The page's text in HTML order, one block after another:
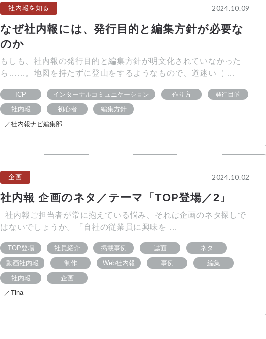
社内報を知る 2024.10.09
なぜ社内報には、発行目的と編集方針が必要な
のか
もしも、社内報の発行目的と編集方針が明文化されていなかった
ら……。地図を持たずに登山をするようなもので、道迷い（ …
ICP インターナルコミュニケーション 作り方
発行目的
社内報
初心者
編集方針
／社内報ナビ編集部
企画 2024.10.02
社内報 企画のネタ／テーマ「TOP登場／2」
社内報ご担当者が常に抱えている悩み、それは企画のネタ探しで
はないでしょうか。「自社の従業員に興味を …
TOP登場 社員紹介 掲載事例 誌面
ネタ
動画社内報
制作 Web社内報 事例
編集
社内報
企画
／Tina